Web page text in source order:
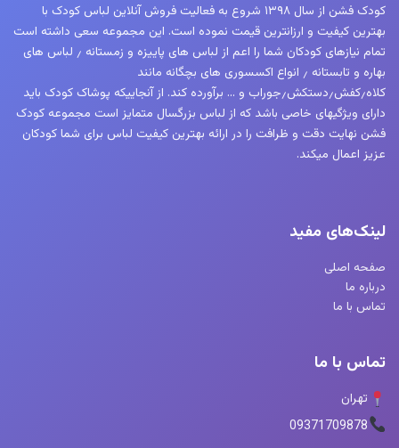
کودک فشن از سال ۱۳۹۸ شروع به فعالیت فروش آنلاین لباس کودک با
بهترین کیفیت و ارزانترین قیمت نموده است. این مجموعه سعی داشته است
تمام نیازهای کودکان شما را اعم از لباس های پاییزه و زمستانه ٫ لباس های
بهاره و تابستانه ٫ انواع اکسسوری های بچگانه مانند
کلاه٫کفش٫دستکش٫جوراب و … برآورده کند. از آنجاییکه پوشاک کودک باید
دارای ویژگیهای خاصی باشد که از لباس بزرگسال متمایز است مجموعه کودک
فشن نهایت دقت و ظرافت را در ارائه بهترین کیفیت لباس برای شما کودکان
عزیز اعمال میکند.
لینک‌های مفید
صفحه اصلی
درباره ما
تماس با ما
تماس با ما
تهران
09371709878